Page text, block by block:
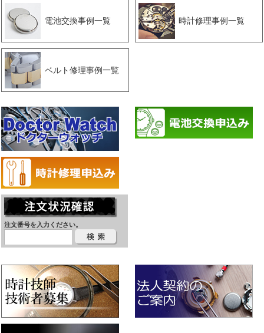
電池交換事例一覧 時計修理事例一覧
ベルト修理事例一覧
注文番号を入力ください。